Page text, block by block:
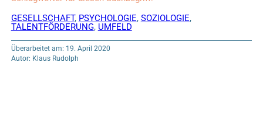
GESELLSCHAFT, PSYCHOLOGIE, SOZIOLOGIE,
TALENTFÖRDERUNG, UMFELD
Überarbeitet am: 19. April 2020
Autor: Klaus Rudolph